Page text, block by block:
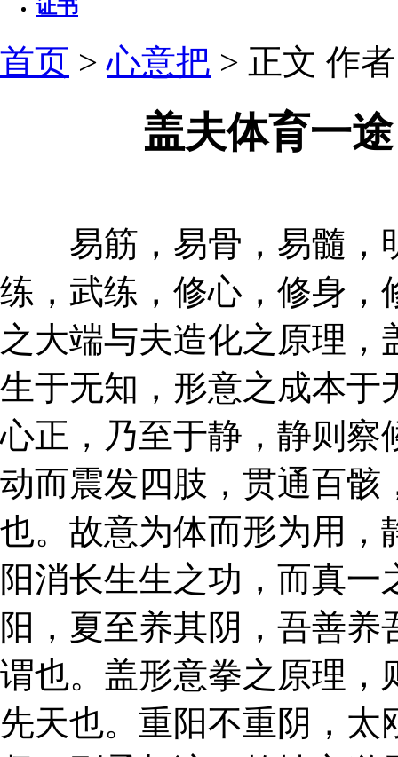
证书
首页 >心意把 > 正文 作
盖夫体育一
易筋，易骨，易髓，
练，武练，修心，修身，
之大端与夫造化之原理
生于无知，形意之成本于
心正，乃至于静，静则察
动而震发四肢，贯通百骸
也。故意为体而形为用，
阳消长生生之功，而真一
阳，夏至养其阴，吾善养
谓也。盖形意拳之原理，
先天也。重阳不重阴，